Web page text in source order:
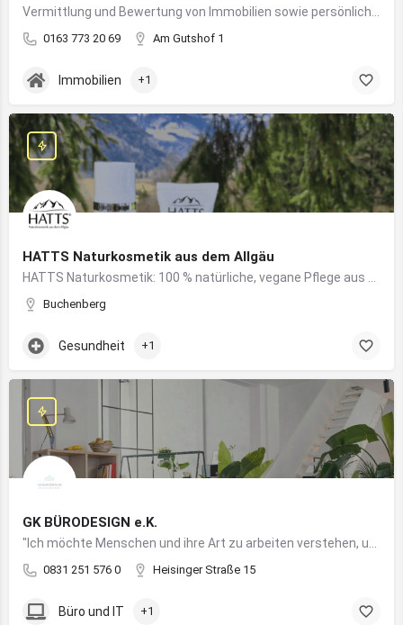
0163 773 20 69 Am Gutshof 1
Immobilien +1
HATTS Naturkosmetik aus dem Allgäu
Buchenberg
Gesundheit +1
GK BÜRODESIGN e.K.
0831 251 576 0 Heisinger Straße 15
Büro und IT +1